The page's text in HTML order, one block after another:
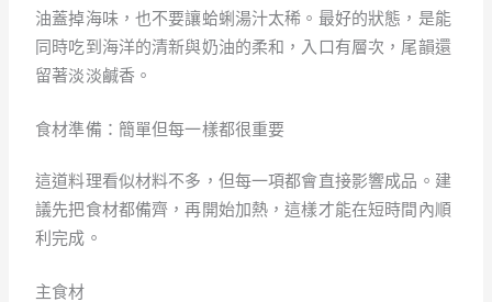
油蓋掉海味，也不要讓蛤蜊湯汁太稀。最好的狀態，是能
同時吃到海洋的清新與奶油的柔和，入口有層次，尾韻還
留著淡淡鹹香。
食材準備：簡單但每一樣都很重要
這道料理看似材料不多，但每一項都會直接影響成品。建
議先把食材都備齊，再開始加熱，這樣才能在短時間內順
利完成。
主食材